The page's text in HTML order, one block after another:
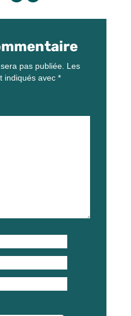
pas publiée. Les
indiqués avec *